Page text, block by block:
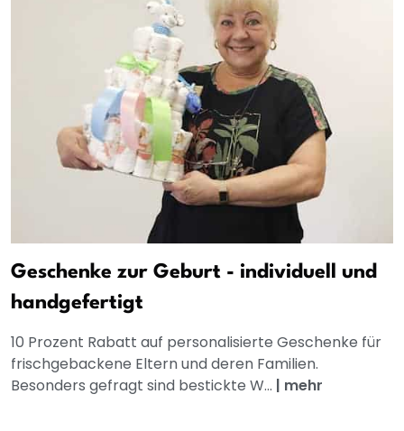
Geschenke zur Geburt - individuell und
handgefertigt
10 Prozent Rabatt auf personalisierte Geschenke für
frischgebackene Eltern und deren Familien.
Besonders gefragt sind bestickte W... | mehr